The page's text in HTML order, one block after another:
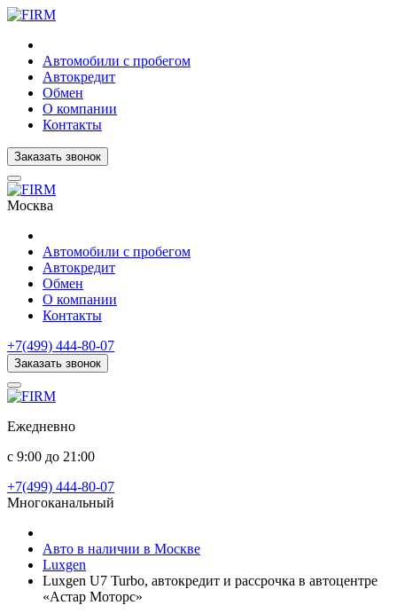
Автомобили с пробегом
Автокредит
Обмен
О компании
Контакты
Заказать звонок
Москва
Автомобили с пробегом
Автокредит
Обмен
О компании
Контакты
+7(499) 444-80-07
Заказать звонок
Ежедневно
с 9:00 до 21:00
+7(499) 444-80-07
Многоканальный
Авто в наличии в Москве
Luxgen
Luxgen U7 Turbo, автокредит и рассрочка в автоцентре
«Астар Моторс»